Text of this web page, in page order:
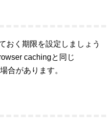
おく期限を設定しましょう
cachingと同じ
合があります。